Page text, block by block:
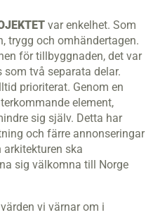
var enkelhet. Som
trygg och omhändertagen.
för tillbyggnaden, det var
två separata delar.
prioriterat. Genom en
element,
sig själv. Detta har
och färre annonseringar
arkitekturen ska
sig välkomna till Norge
vi värnar om i